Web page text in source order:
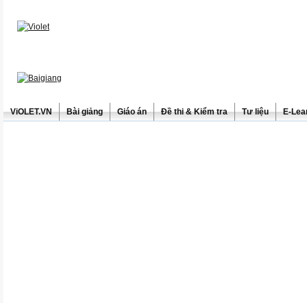
ViOLET.VN Bài giảng Giáo án Đề thi & Kiểm tra Tư liệu E-